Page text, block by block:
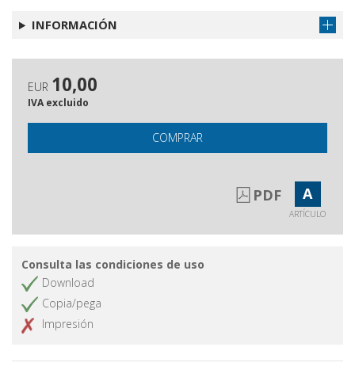
INFORMACIÓN
EUR 10,00
IVA excluido
COMPRAR
PDF A
ARTÍCULO
Consulta las condiciones de uso
Download
Copia/pega
Impresión